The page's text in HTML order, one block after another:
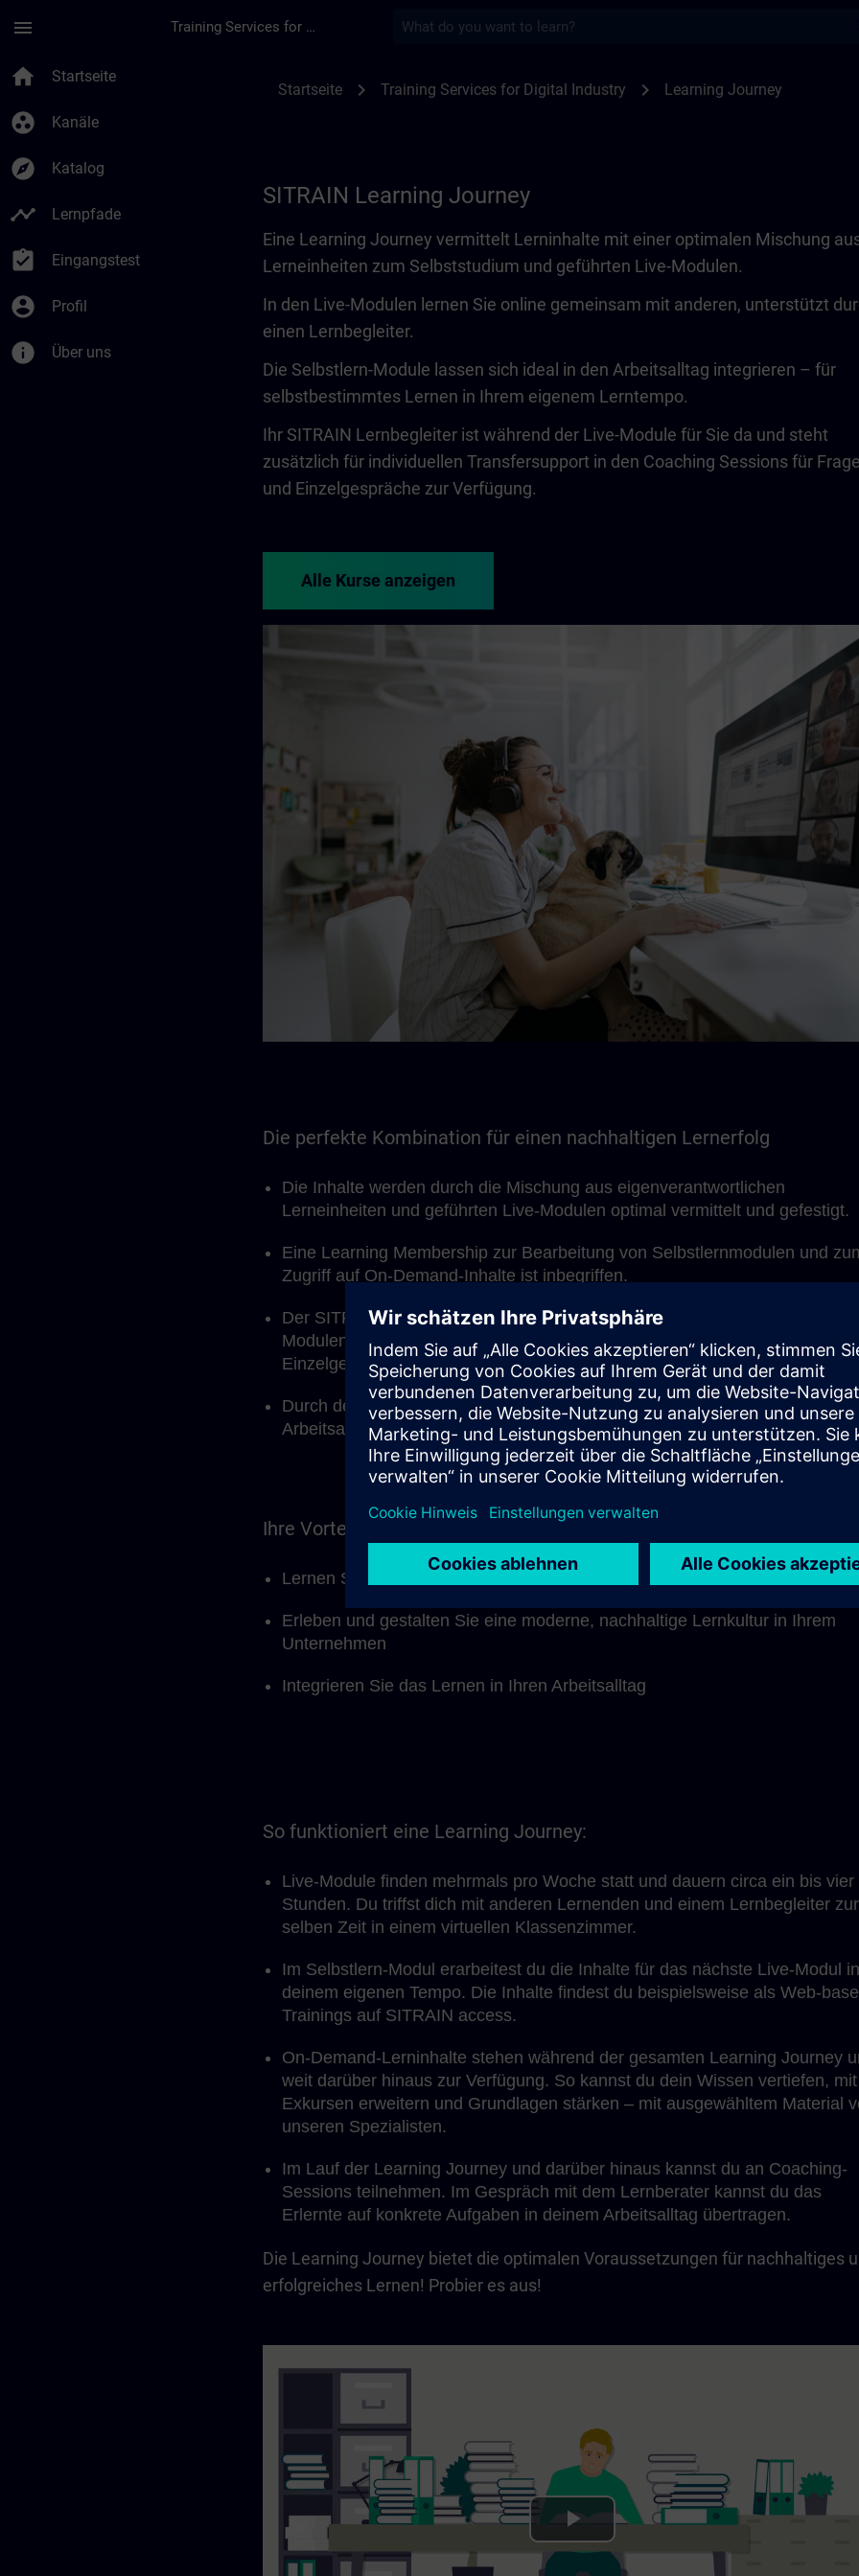
menu Training Services for Digital Industries
home Startseite
group_work Kanäle
explore Katalog
timeline Lernpfade
assignment_turned_in Eingangstest
account_circle Profil
info Über uns
Startseite chevron_right Training Services for Digital Industry chevron_right Learning Journey
SITRAIN Learning Journey
Eine Learning Journey vermittelt Lerninhalte mit einer optimalen Mischung
Lerneinheiten zum Selbststudium und geführten Live-Modulen.
In den Live-Modulen lernen Sie online gemeinsam mit anderen, unterstützt
einen Lernbegleiter.
Die Selbstlern-Module lassen sich ideal in den Arbeitsalltag integrieren – für
selbstbestimmtes Lernen in Ihrem eigenem Lerntempo.
Ihr SITRAIN Lernbegleiter ist während der Live-Module für Sie da und steht
zusätzlich für individuellen Transfersupport in den Coaching Sessions für
und Einzelgespräche zur Verfügung.
Alle Kurse anzeigen
Die perfekte Kombination für einen nachhaltigen Lernerfolg
Die Inhalte werden durch die Mischung aus eigenverantwortlichen
Lerneinheiten und geführten Live-Modulen optimal vermittelt und gefestigt.
Eine Learning Membership zur Bearbeitung von Selbstlernmodulen und
Zugriff auf On-Demand-Inhalte ist inbegriffen.
Der SITRAIN Lernbegleiter steht selbstverständlich während den Live-
Modulen, aber auch während des individuellen Coachings für Fragen und
Einzelgespräche zur Verfügung.
Durch den modularen Aufbau lassen sich die Lerneinheiten ideal in den
Arbeitsalltag integrieren und an das eigene Lerntempo anpassen.
Ihre Vorteile auf einen Blick
Lernen Sie effektiver durch den didaktisch optimalen Methodenmix
Erleben und gestalten Sie eine moderne, nachhaltige Lernkultur in Ihrem
Unternehmen
Integrieren Sie das Lernen in Ihren Arbeitsalltag
So funktioniert eine Learning Journey:
Live-Module finden mehrmals pro Woche statt und dauern circa ein bis vier
Stunden. Du triffst dich mit anderen Lernenden und einem Lernbegleiter zur
selben Zeit in einem virtuellen Klassenzimmer.
Im Selbstlern-Modul erarbeitest du die Inhalte für das nächste Live-Modul in
deinem eigenen Tempo. Die Inhalte findest du beispielsweise als Web-
Trainings auf SITRAIN access.
On-Demand-Lerninhalte stehen während der gesamten Learning Journey
weit darüber hinaus zur Verfügung. So kannst du dein Wissen vertiefen, mit
Exkursen erweitern und Grundlagen stärken – mit ausgewähltem Material
unseren Spezialisten.
Im Lauf der Learning Journey und darüber hinaus kannst du an Coaching-
Sessions teilnehmen. Im Gespräch mit dem Lernberater kannst du das
Erlernte auf konkrete Aufgaben in deinem Arbeitsalltag übertragen.
Die Learning Journey bietet die optimalen Voraussetzungen für nachhaltiges
erfolgreiches Lernen! Probier es aus!
Play